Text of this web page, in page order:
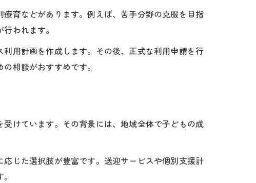
基準
育などがあります。例えば、苦手分野の克服を目指
われます。
用計画を作成します。その後、正式な利用申請を行
相談がおすすめです。
けています。その背景には、地域全体で子どもの成
じた選択肢が豊富です。送迎サービスや個別支援計